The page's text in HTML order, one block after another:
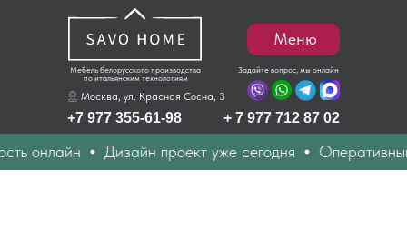
Мебель белорусского производства
по итальянским технологиям
+7 977 355-61-98
Задайте вопрос, мы онлайн
Москва, ул. Красная Сосна, 3
+ 7 977 712 87 02
Меню
онлайн Дизайн проект уже сегодня Оперативный